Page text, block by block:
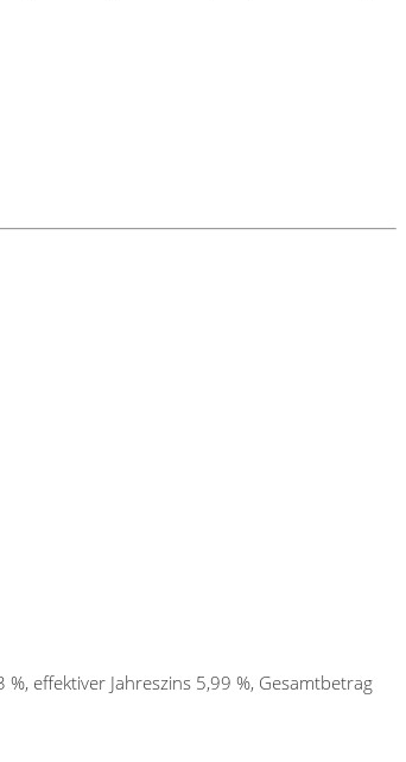
effektiver Jahreszins 5,99 %, Gesamtbetrag